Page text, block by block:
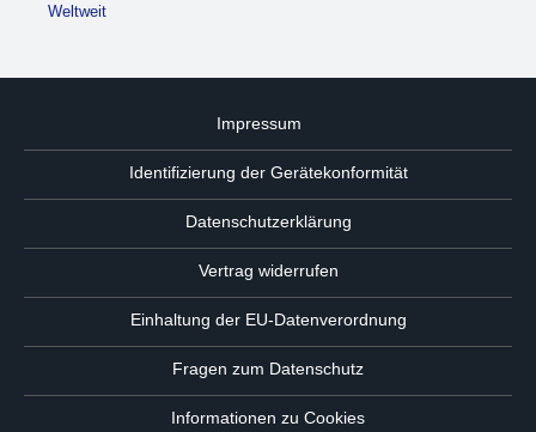
Weltweit
Impressum
Identifizierung der Gerätekonformität
Datenschutzerklärung
Vertrag widerrufen
Einhaltung der EU-Datenverordnung
Fragen zum Datenschutz
Informationen zu Cookies